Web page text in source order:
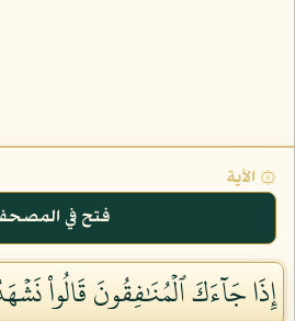
۞ الآية
فتح في
إِذَا جَآءَكَ ٱلۡمُنَٰفِقُونَ قَالُواْ